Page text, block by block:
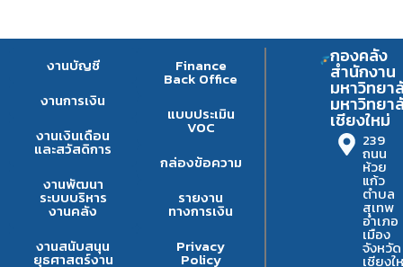
งานบัญชี
งานการเงิน
งานเงินเดือน
และสวัสดิการ
งานพัฒนา
ระบบบริหาร
งานคลัง
งานสนับสนุน
ยุธศาสตร์งาน
Finance
Back Office
แบบประเมิน
VOC
กล่องข้อความ
รายงาน
ทางการเงิน
Privacy
Policy
กองคลัง
สำนักงาน
มหาวิทยา
มหาวิทยา
เชียงใหม่
239
ถนน
ห้วย
แก้ว
ตำบล
สุเทพ
อำเภอ
เมือง
จังหวัด
เชียงใ